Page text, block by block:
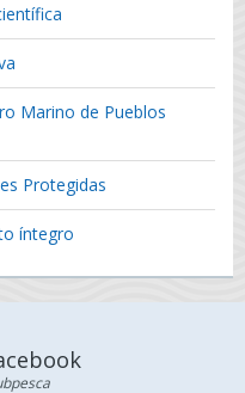
Marino de Pueblos
Protegidas
íntegro